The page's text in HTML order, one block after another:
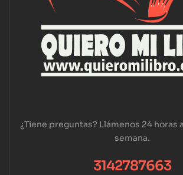
¿Tiene preguntas? Llámenos 24 horas
semana.
3142787663